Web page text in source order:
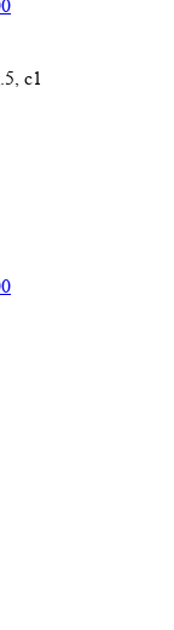
с1